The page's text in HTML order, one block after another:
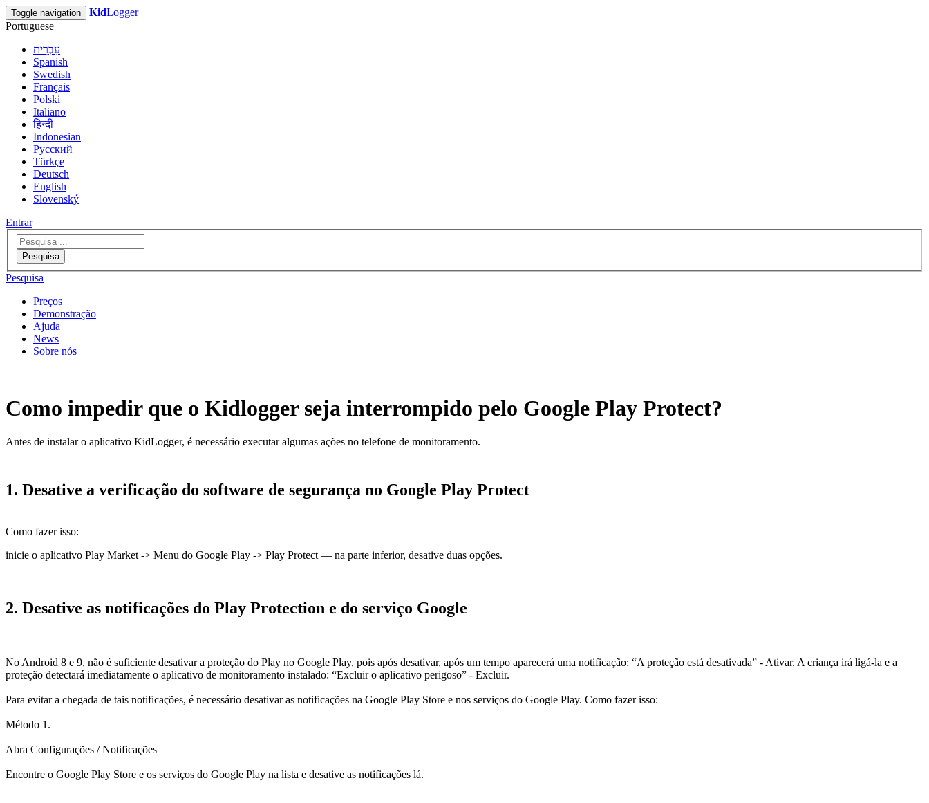
Toggle navigation KidLogger
Portuguese
עִבְרִית
Spanish
Swedish
Français
Polski
Italiano
हिन्दी
Indonesian
Русский
Türkçe
Deutsch
English
Slovenský
Entrar
Pesquisa
Pesquisa
Preços
Demonstração
Ajuda
News
Sobre nós
Como impedir que o Kidlogger seja interrompido pelo Google Play Protect?
Antes de instalar o aplicativo KidLogger, é necessário executar algumas ações no telefone de monitoramento.
1. Desative a verificação do software de segurança no Google Play Protect
Como fazer isso:
inicie o aplicativo Play Market -> Menu do Google Play -> Play Protect –– na parte inferior, desative duas opções.
2. Desative as notificações do Play Protection e do serviço Google
No Android 8 e 9, não é suficiente desativar a proteção do Play no Google Play, pois após desativar, após um tempo aparecerá uma notificação: “A proteção está desativada” - Ativar. A criança irá ligá-la e a
proteção detectará imediatamente o aplicativo de monitoramento instalado: “Excluir o aplicativo perigoso” - Excluir.
Para evitar a chegada de tais notificações, é necessário desativar as notificações na Google Play Store e nos serviços do Google Play. Como fazer isso:
Método 1.
Abra Configurações / Notificações
Encontre o Google Play Store e os serviços do Google Play na lista e desative as notificações lá.